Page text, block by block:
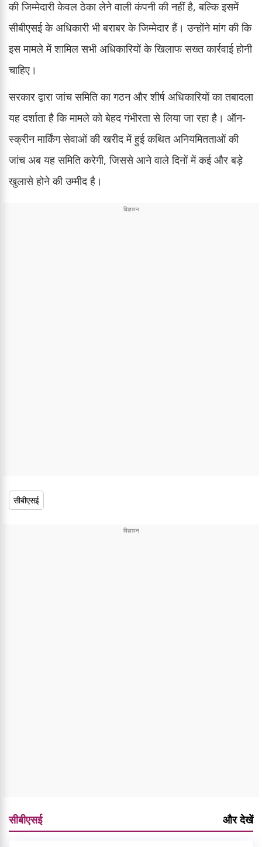
की जिम्मेदारी केवल ठेका लेने वाली कंपनी की नहीं है, बल्कि इसमें
सीबीएसई के अधिकारी भी बराबर के जिम्मेदार हैं। उन्होंने मांग की कि
इस मामले में शामिल सभी अधिकारियों के खिलाफ सख्त कार्रवाई होनी
चाहिए।
सरकार द्वारा जांच समिति का गठन और शीर्ष अधिकारियों का तबादला
यह दर्शाता है कि मामले को बेहद गंभीरता से लिया जा रहा है। ऑन-
स्क्रीन मार्किंग सेवाओं की खरीद में हुई कथित अनियमितताओं की
जांच अब यह समिति करेगी, जिससे आने वाले दिनों में कई और बड़े
खुलासे होने की उम्मीद है।
सीबीएसई
सीबीएसई और देखें